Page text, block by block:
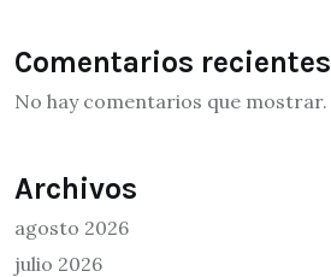
Comentarios recientes
No hay comentarios que mostrar.
Archivos
agosto 2026
julio 2026